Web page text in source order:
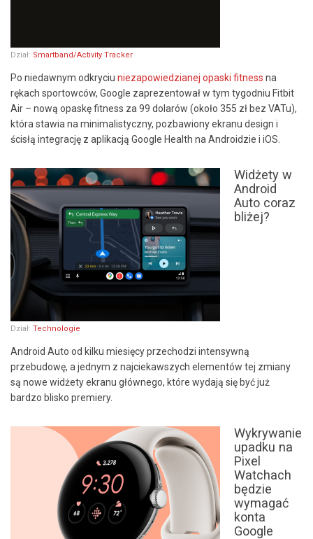
Dział: Smartband/Activity Tracker
Po niedawnym odkryciu niezapowiedzianej opaski fitness na
rękach sportowców, Google zaprezentował w tym tygodniu Fitbit
Air – nową opaskę fitness za 99 dolarów (około 355 zł bez VATu),
która stawia na minimalistyczny, pozbawiony ekranu design i
ścisłą integrację z aplikacją Google Health na Androidzie i iOS.
Widżety w
Android
Auto coraz
bliżej?
Dział: Technologie
Android Auto od kilku miesięcy przechodzi intensywną
przebudowę, a jednym z najciekawszych elementów tej zmiany
są nowe widżety ekranu głównego, które wydają się być już
bardzo blisko premiery.
Wykrywanie
upadku na
Pixel
Watchach
będzie
wymagać
konta
Google